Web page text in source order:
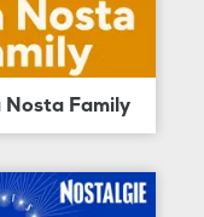
Nosta Family